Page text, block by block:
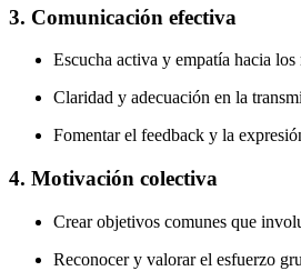
3. Comunicación efectiva
Escucha activa y empatía hacia
Claridad y adecuación en la
Fomentar el feedback y la
4. Motivación colectiva
Crear objetivos comunes que
Reconocer y valorar el esfuerzo